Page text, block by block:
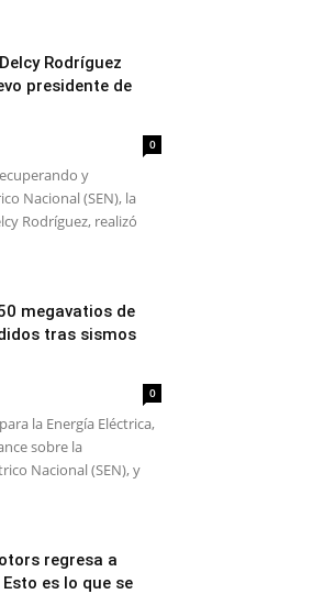
Rodríguez
presidente de
0
y
Nacional (SEN), la
Rodríguez, realizó
megavatios de
tras sismos
0
la Energía Eléctrica,
sobre la
Nacional (SEN), y
regresa a
es lo que se